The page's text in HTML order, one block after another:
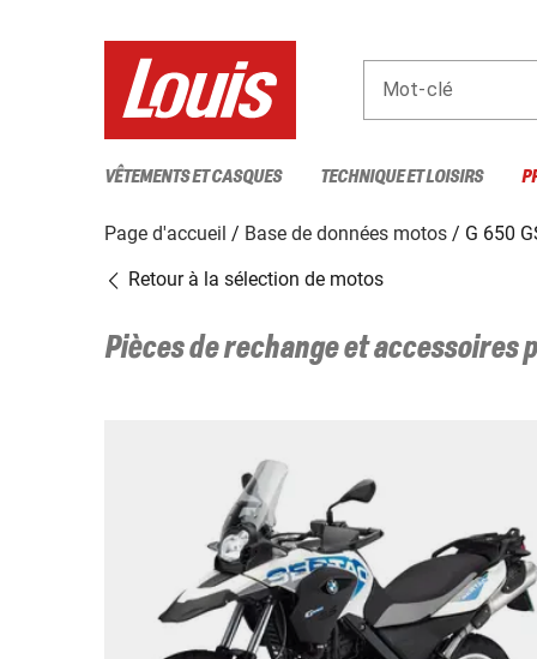
Mot-clé
VÊTEMENTS ET CASQUES TECHNIQUE ET LOISIRS
Page d'accueil Base de données motos
G 650
Retour à la sélection de motos
Pièces de rechange et accessoires